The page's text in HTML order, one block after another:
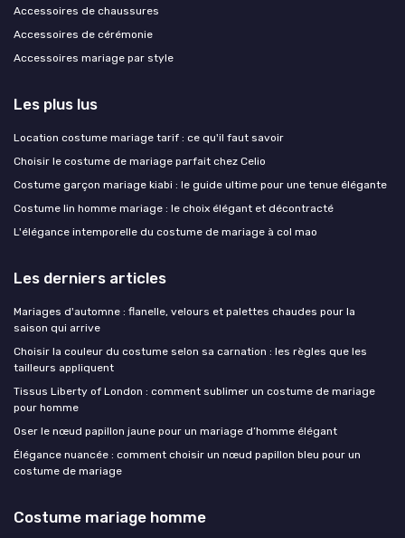
Accessoires de chaussures
Accessoires de cérémonie
Accessoires mariage par style
Les plus lus
Location costume mariage tarif : ce qu'il faut savoir
Choisir le costume de mariage parfait chez Celio
Costume garçon mariage kiabi : le guide ultime pour une tenue élégante
Costume lin homme mariage : le choix élégant et décontracté
L'élégance intemporelle du costume de mariage à col mao
Les derniers articles
Mariages d'automne : flanelle, velours et palettes chaudes pour la
saison qui arrive
Choisir la couleur du costume selon sa carnation : les règles que les
tailleurs appliquent
Tissus Liberty of London : comment sublimer un costume de mariage
pour homme
Oser le nœud papillon jaune pour un mariage d’homme élégant
Élégance nuancée : comment choisir un nœud papillon bleu pour un
costume de mariage
Costume mariage homme